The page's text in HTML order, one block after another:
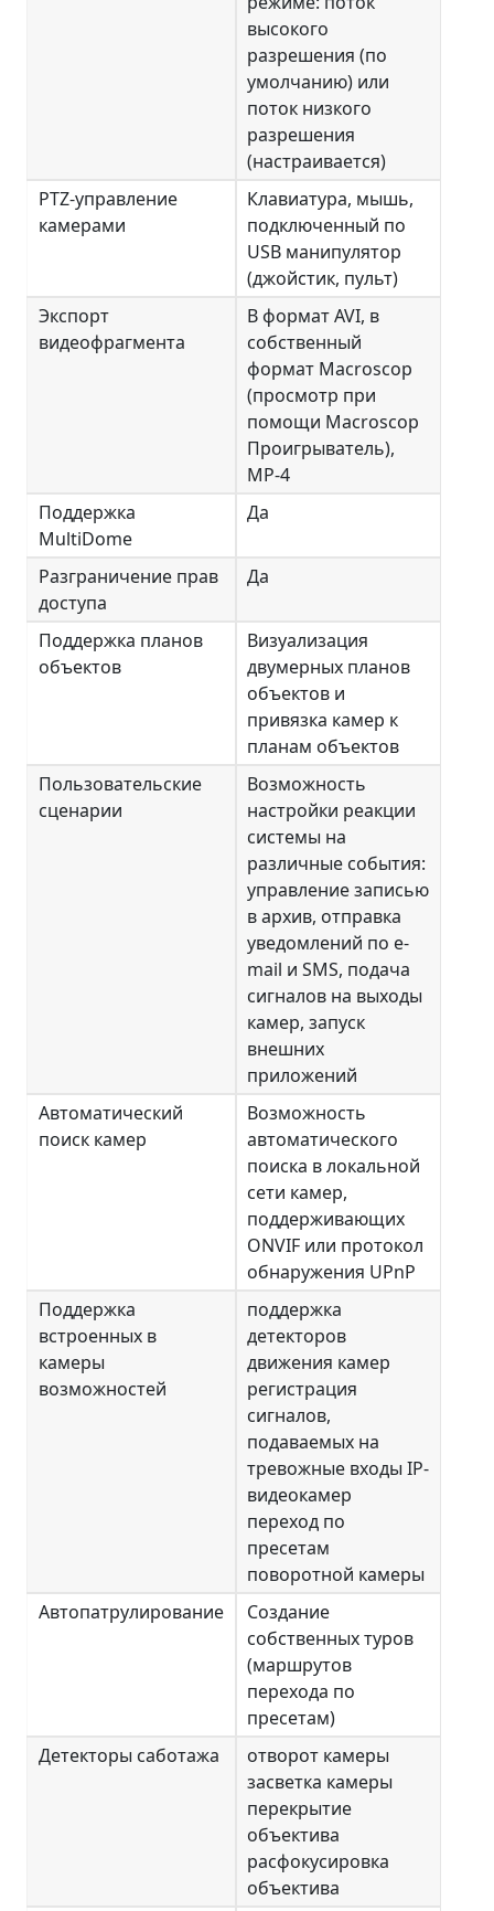
высокого
разрешения (по
умолчанию) или
поток низкого
разрешения
(настраивается)
PTZ-управление
камерами
Клавиатура, мышь,
подключенный по
USB манипулятор
(джойстик, пульт)
Экспорт
видеофрагмента
В формат AVI, в
собственный
формат Macroscop
(просмотр при
помощи Macroscop
Проигрыватель),
MP-4
Поддержка
MultiDome
Да
Разграничение прав
доступа
Да
Поддержка планов
объектов
Визуализация
двумерных планов
объектов и
привязка камер к
планам объектов
Пользовательские
сценарии
Возможность
настройки реакции
системы на
различные события:
управление записью
в архив, отправка
уведомлений по e-
mail и SMS, подача
сигналов на выходы
камер, запуск
внешних
приложений
Автоматический
поиск камер
Возможность
автоматического
поиска в локальной
сети камер,
поддерживающих
ONVIF или протокол
обнаружения UPnP
Поддержка
встроенных в
камеры
возможностей
поддержка
детекторов
движения камер
регистрация
сигналов,
подаваемых на
тревожные входы IP-
видеокамер
переход по
пресетам
поворотной камеры
Автопатрулирование
Создание
собственных туров
(маршрутов
перехода по
пресетам)
Детекторы саботажа
отворот камеры
засветка камеры
перекрытие
объектива
расфокусировка
объектива